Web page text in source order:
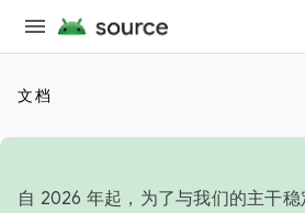
文档
自 2026 年起，为了与我们的主干